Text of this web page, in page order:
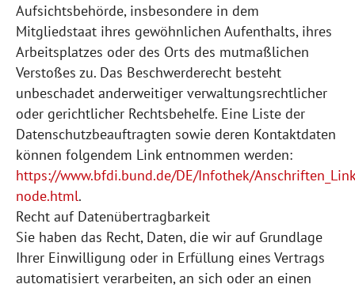
Aufsichtsbehörde, insbesondere in dem
Mitgliedstaat ihres gewöhnlichen Aufenthalts, ihres
Arbeitsplatzes oder des Orts des mutmaßlichen
Verstoßes zu. Das Beschwerderecht besteht
unbeschadet anderweitiger verwaltungsrechtlicher
oder gerichtlicher Rechtsbehelfe. Eine Liste der
Datenschutzbeauftragten sowie deren Kontaktdaten
können folgendem Link entnommen werden:
https://www.bfdi.bund.de/DE/Infothek/
node.html.
Recht auf Datenübertragbarkeit
Sie haben das Recht, Daten, die wir auf Grundlage
Ihrer Einwilligung oder in Erfüllung eines Vertrags
automatisiert verarbeiten, an sich oder an einen